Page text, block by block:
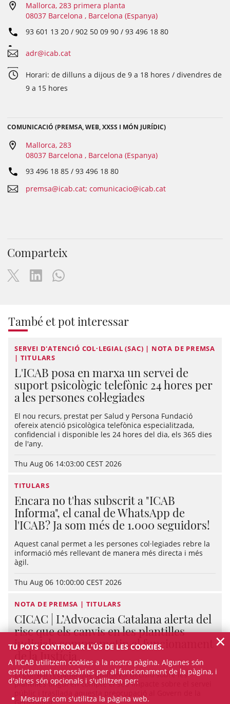
Mallorca, 283 primera planta
08037 Barcelona , Barcelona (Espanya)
93 601 13 20 / 902 50 09 90 / 93 496 18 80
adr@icab.cat
Horari: de dilluns a dijous de 9 a 18 hores / divendres de
9 a 15 hores
COMUNICACIÓ (PREMSA, WEB, XXSS I MÓN JURÍDIC)
Mallorca, 283
08037 Barcelona , Barcelona (Espanya)
93 496 18 85 / 93 496 18 80
premsa@icab.cat; comunicacio@icab.cat
Comparteix
També et pot interessar
SERVEI D'ATENCIÓ COL·LEGIAL (SAC) | NOTA DE PREMSA
| TITULARS
L'ICAB posa en marxa un servei de
suport psicològic telefònic 24 hores per
a les persones col·legiades
El nou recurs, prestat per Salud y Persona Fundació
ofereix atenció psicològica telefònica especialitzada,
confidencial i disponible les 24 hores del dia, els 365 dies
de l'any.
Thu Aug 06 14:03:00 CEST 2026
TITULARS
Encara no t'has subscrit a "ICAB
Informa", el canal de WhatsApp de
l'ICAB? Ja som més de 1.000 seguidors!
Aquest canal permet a les persones col·legiades rebre la
informació més rellevant de manera més directa i més
àgil.
Thu Aug 06 10:00:00 CEST 2026
NOTA DE PREMSA | TITULARS
CICAC | L’Advocacia Catalana alerta del
risc que els canvis en les plantilles
judicials comprometin el funcionament
de la Justícia
El Consell reclama que qualsevol decisió sobre les
plantilles tingui en compte el seu impacte sobre el servei
TU POTS CONTROLAR L'ÚS DE LES COOKIES.
A l’ICAB utilitzem cookies a la nostra pàgina. Algunes són
estrictament necessàries per al funcionament de la pàgina, i
d'altres són opcionals i s'utilitzen per:
Mesurar com s'utilitza la pàgina web.
×